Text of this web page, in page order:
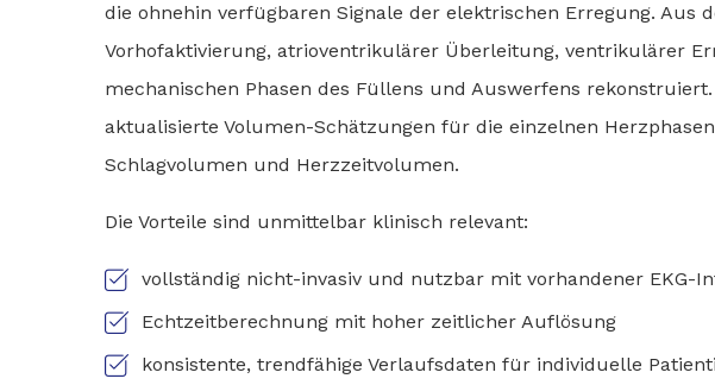
die ohnehin verfügbaren Signale der elektrischen Erregung. Aus
Vorhofaktivierung, atrioventrikulärer Überleitung, ventrikulärer
mechanischen Phasen des Füllens und Auswerfens
aktualisierte Volumen-Schätzungen für die einzelnen
Schlagvolumen und Herzzeitvolumen.
Die Vorteile sind unmittelbar klinisch relevant:
vollständig nicht-invasiv und nutzbar mit vorhandener EKG-
Echtzeitberechnung mit hoher zeitlicher Auflösung
konsistente, trendfähige Verlaufsdaten für individuelle